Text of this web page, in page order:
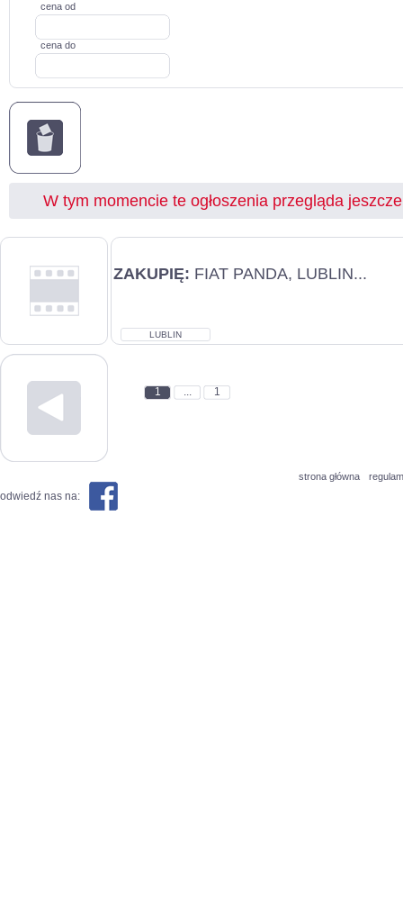
cena od
cena do
W tym momencie te ogłoszenia przegląda
ZAKUPIĘ: FIAT PANDA, LUBLIN...
LUBLIN
1 ... 1
strona główna
odwiedź nas na: